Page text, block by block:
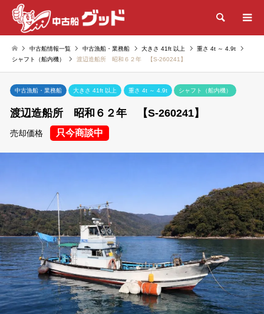
検索
中古船情報一覧 中古漁船・業務船 大きさ 41ft 以上
重さ 4t ～ 4.9t
シャフト（船内機）
渡辺造船所 昭和６２年 【S-260241】
中古漁船・業務船 大きさ 41ft 以上 重さ 4t ～ 4.9t シャフト（船内機）
渡辺造船所 昭和６２年 【S-260241】
売却価格 只今商談中